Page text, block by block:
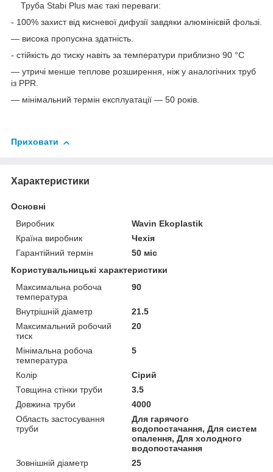
Труба Stabi Plus має такі переваги:
- 100% захист від кисневої дифузії завдяки алюмінієвій фользі.
— висока пропускна здатність.
- стійкість до тиску навіть за температури приблизно 90 °C
— утричі менше теплове розширення, ніж у аналогічних труб
із PPR.
— мінімальний термін експлуатації — 50 років.
Приховати
Характеристики
Основні
Виробник
Wavin Ekoplastik
Країна виробник
Чехія
Гарантійний термін
50 міс
Користувальницькі характеристики
Максимальна робоча
температура
90
Внутрішній діаметр
21.5
Максимальний робочий
тиск
20
Мінімальна робоча
температура
5
Колір
Сірий
Товщина стінки труби
3.5
Довжина труби
4000
Область застосування
труби
Для гарячого
водопостачання, Для систем
опалення, Для холодного
водопостачання
Зовнішній діаметр
25